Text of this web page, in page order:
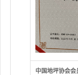
中国地坪协会会